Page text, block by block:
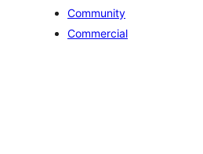
Community
Commercial